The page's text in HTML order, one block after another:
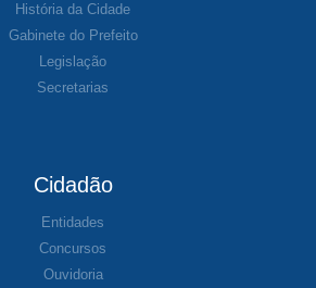
História da Cidade
Gabinete do Prefeito
Legislação
Secretarias
Cidadão
Entidades
Concursos
Ouvidoria